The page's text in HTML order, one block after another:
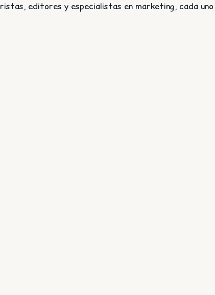
editores y especialistas en marketing, cada uno